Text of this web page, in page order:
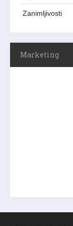
Zanimljivosti
Marketing